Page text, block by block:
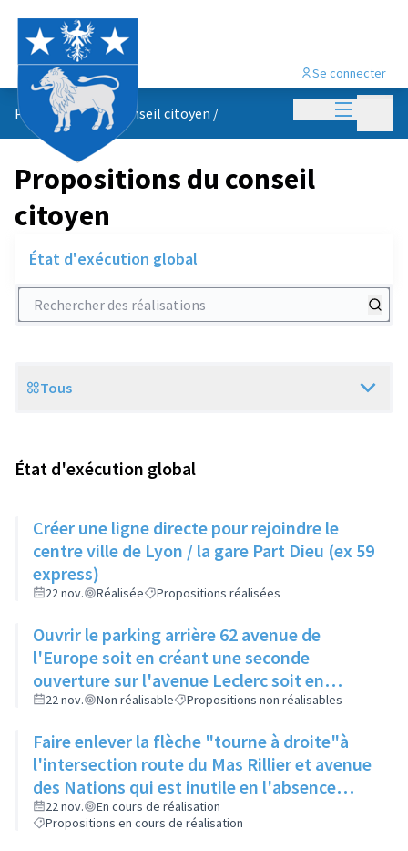
Menu
Se connecter
Propositions du conseil citoyen /
Propositions du conseil
citoyen
État d'exécution global
Rechercher des réalisations
Scope
Tous
État d'exécution global
Créer une ligne directe pour rejoindre le
centre ville de Lyon / la gare Part Dieu (ex 59
express)
22 nov. Réalisée Propositions réalisées
Ouvrir le parking arrière 62 avenue de
l'Europe soit en créant une seconde
ouverture sur l'avenue Leclerc soit en
supprimant les 2 places du bout
22 nov. Non réalisable Propositions non réalisables
Faire enlever la flèche "tourne à droite"à
l'intersection route du Mas Rillier et avenue
des Nations qui est inutile en l'absence
d'une seconde voie
22 nov.
En cours de réalisation
Propositions en cours de réalisation